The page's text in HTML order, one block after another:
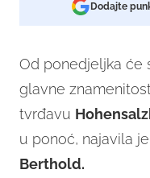
Dodajte
Od ponedjeljka će
glavne
tvrđavu
u ponoć, najavila
Berthold.